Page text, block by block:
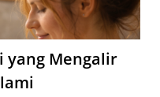
yang Mengalir